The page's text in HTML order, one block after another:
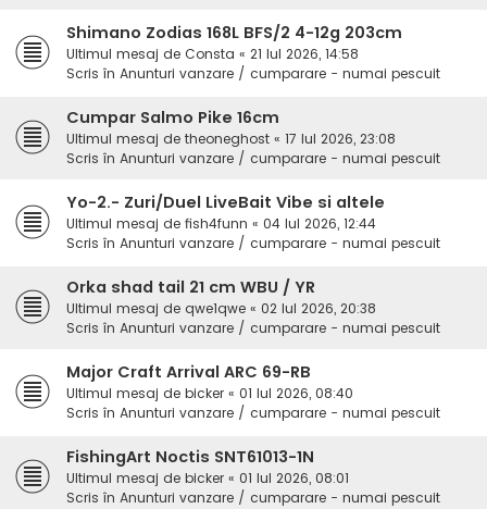
Shimano Zodias 168L BFS/2 4-12g 203cm
Ultimul mesaj de Consta « 21 Iul 2026, 14:58
Scris în Anunturi vanzare / cumparare - numai pescuit
Cumpar Salmo Pike 16cm
Ultimul mesaj de theoneghost « 17 Iul 2026, 23:08
Scris în Anunturi vanzare / cumparare - numai pescuit
Yo-2.- Zuri/Duel LiveBait Vibe si altele
Ultimul mesaj de fish4funn « 04 Iul 2026, 12:44
Scris în Anunturi vanzare / cumparare - numai pescuit
Orka shad tail 21 cm WBU / YR
Ultimul mesaj de qwe1qwe « 02 Iul 2026, 20:38
Scris în Anunturi vanzare / cumparare - numai pescuit
Major Craft Arrival ARC 69-RB
Ultimul mesaj de bicker « 01 Iul 2026, 08:40
Scris în Anunturi vanzare / cumparare - numai pescuit
FishingArt Noctis SNT61013-1N
Ultimul mesaj de bicker « 01 Iul 2026, 08:01
Scris în Anunturi vanzare / cumparare - numai pescuit